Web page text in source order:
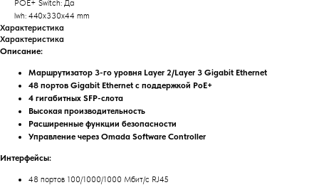
POE+ Switch: Да
lwh: 440x330x44 mm
Характеристика
Характеристика
Описание:
Маршрутизатор 3-го уровня Layer 2/Layer 3 Gigabit Ethernet
48 портов Gigabit Ethernet с поддержкой PoE+
4 гигабитных SFP-слота
Высокая производительность
Расширенные функции безопасности
Управление через Omada Software Controller
Интерфейсы:
48 портов 100/1000/1000 Мбит/с RJ45